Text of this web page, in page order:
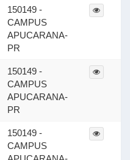
150149 -
CAMPUS
APUCARANA-
PR
150149 -
CAMPUS
APUCARANA-
PR
150149 -
CAMPUS